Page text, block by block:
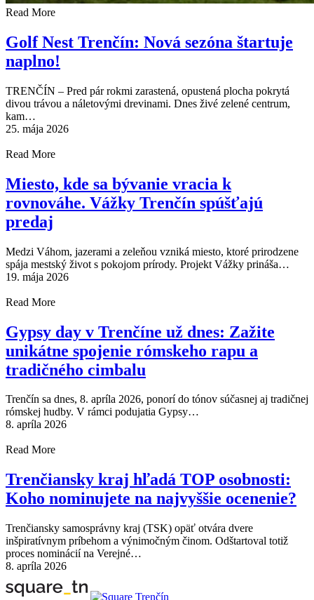
Read More
Golf Nest Trenčín: Nová sezóna štartuje
naplno!
TRENČÍN – Pred pár rokmi zarastená, opustená plocha pokrytá
divou trávou a náletovými drevinami. Dnes živé zelené centrum,
kam…
25. mája 2026
Read More
Miesto, kde sa bývanie vracia k
rovnováhe. Vážky Trenčín spúšťajú
predaj
Medzi Váhom, jazerami a zeleňou vzniká miesto, ktoré prirodzene
spája mestský život s pokojom prírody. Projekt Vážky prináša…
19. mája 2026
Read More
Gypsy day v Trenčíne už dnes: Zažite
unikátne spojenie rómskeho rapu a
tradičného cimbalu
Trenčín sa dnes, 8. apríla 2026, ponorí do tónov súčasnej aj tradičnej
rómskej hudby. V rámci podujatia Gypsy…
8. apríla 2026
Read More
Trenčiansky kraj hľadá TOP osobnosti:
Koho nominujete na najvyššie ocenenie?
Trenčiansky samosprávny kraj (TSK) opäť otvára dvere
inšpiratívnym príbehom a výnimočným činom. Odštartoval totiž
proces nominácií na Verejné…
8. apríla 2026